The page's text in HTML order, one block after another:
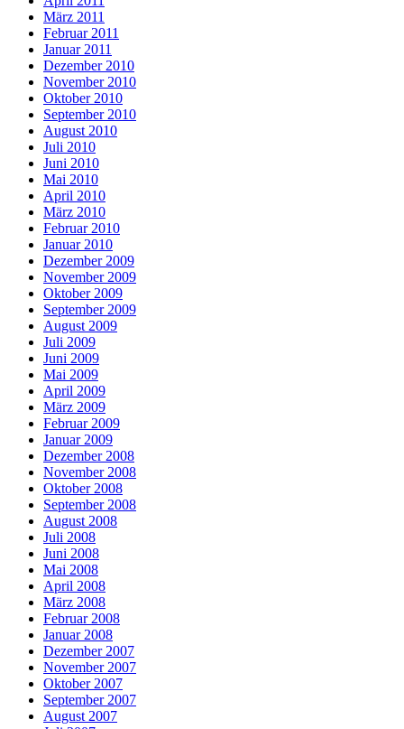
März 2011
Februar 2011
Januar 2011
Dezember 2010
November 2010
Oktober 2010
September 2010
August 2010
Juli 2010
Juni 2010
Mai 2010
April 2010
März 2010
Februar 2010
Januar 2010
Dezember 2009
November 2009
Oktober 2009
September 2009
August 2009
Juli 2009
Juni 2009
Mai 2009
April 2009
März 2009
Februar 2009
Januar 2009
Dezember 2008
November 2008
Oktober 2008
September 2008
August 2008
Juli 2008
Juni 2008
Mai 2008
April 2008
März 2008
Februar 2008
Januar 2008
Dezember 2007
November 2007
Oktober 2007
September 2007
August 2007